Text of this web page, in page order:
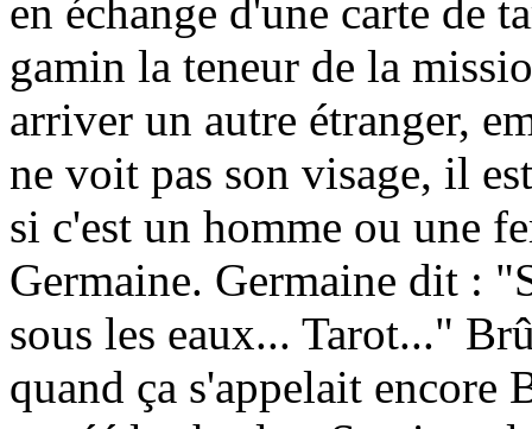
en échange d'une carte de
gamin la teneur de la
arriver un autre étranger,
ne voit pas son visage, il
si c'est un homme ou une
Germaine. Germaine dit :
sous les eaux... Tarot..."
quand ça s'appelait